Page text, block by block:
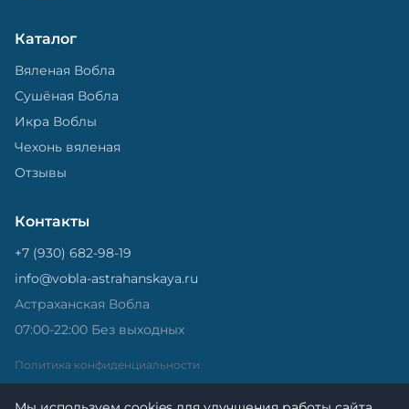
Каталог
Вяленая Вобла
Сушёная Вобла
Икра Воблы
Чехонь вяленая
Отзывы
Контакты
+7 (930) 682-98-19
info@vobla-astrahanskaya.ru
Астраханская Вобла
07:00-22:00 Без выходных
Политика конфиденциальности